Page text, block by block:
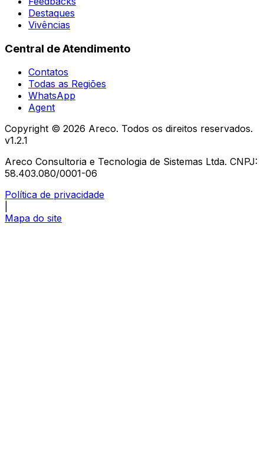
Destaques
Vivências
Central de Atendimento
Contatos
Todas as Regiões
WhatsApp
Agent
Copyright © 2026 Areco. Todos os direitos reservados.
v1.2.1
Areco Consultoria e Tecnologia de Sistemas Ltda. CNPJ:
58.403.080/0001-06
Política de privacidade
Mapa do site